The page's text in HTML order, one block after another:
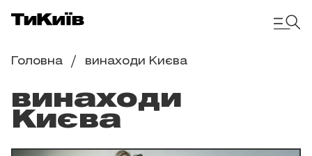
Головна винаходи Києва
винаходи
Києва